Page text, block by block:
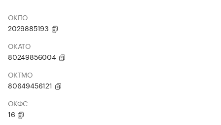
ОКПО
2029885193
ОКАТО
80249856004
ОКТМО
80649456121
ОКФС
16